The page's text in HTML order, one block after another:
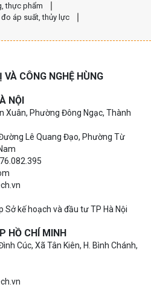
thực phẩm
áp suất, thủy lực
CÔNG NGHỆ HÙNG
NỘI
Xuân, Phường Đông Ngạc, Thành
Lê Quang Đạo, Phường Từ
Sở kế hoạch và đầu tư TP Hà Nội
HỒ CHÍ MINH
Cúc, Xã Tân Kiên, H. Bình Chánh,